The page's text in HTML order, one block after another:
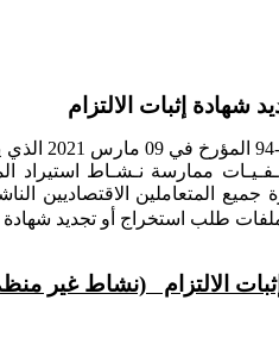
تنفيذا
سـنــة 2005 الـذي يـحـدد كـيـفـيـات ممارسة
جميع المتعاملين الاقتصاديين
الالتزام (نشاط غير